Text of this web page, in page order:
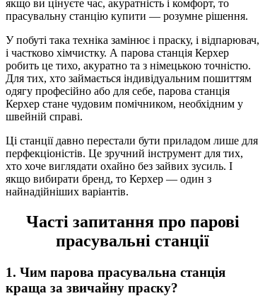
якщо ви цінуєте час, акуратність і комфорт, то
прасувальну станцію купити — розумне рішення.
У побуті така техніка замінює і праску, і відпарювач,
і частково хімчистку. А парова станція Керхер
робить це тихо, акуратно та з німецькою точністю.
Для тих, хто займається індивідуальним пошиттям
одягу професійно або для себе, парова станція
Керхер стане чудовим помічником, необхідним у
швейній справі.
Ці станції давно перестали бути приладом лише для
перфекціоністів. Це зручний інструмент для тих,
хто хоче виглядати охайно без зайвих зусиль. І
якщо вибирати бренд, то Керхер — один з
найнадійніших варіантів.
Часті запитання про парові
прасувальні станції
1. Чим парова прасувальна станція
краща за звичайну праску?